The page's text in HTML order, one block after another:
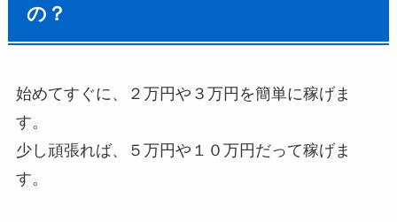
の？
始めてすぐに、２万円や３万円を簡単に稼げま
す。
少し頑張れば、５万円や１０万円だって稼げま
す。